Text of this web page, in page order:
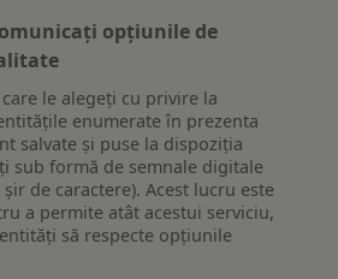
opțiunile de
le alegeți cu privire la
enumerate în prezenta
salvate și puse la dispoziția
sub formă de semnale digitale
de caractere). Acest lucru este
a permite atât acestui serviciu,
să respecte opțiunile